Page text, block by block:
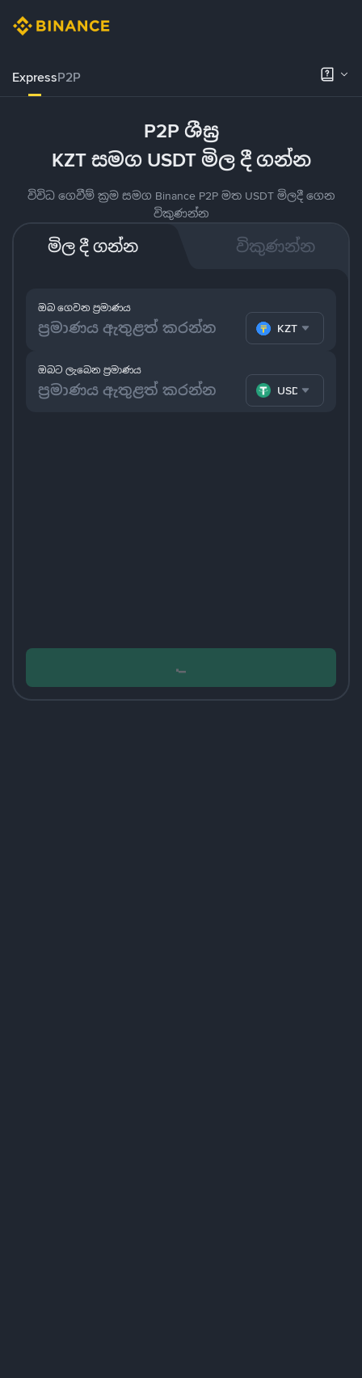
ExpressP2P
P2P ශීඝ්‍ර
KZT සමග USDT මිල දී ගන්න
විවිධ ගෙවීම් ක්‍රම සමග Binance P2P මත USDT මිලදී ගෙන
විකුණන්න
මිල දී ගන්න විකුණන්න
ඔබ ගෙවන ප්‍රමාණය
KZT
ඔබට ලැබෙන ප්‍රමාණය
USDT